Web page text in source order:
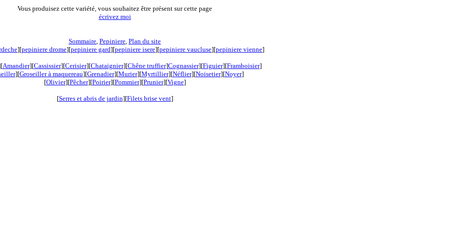
Vous produisez cette variété, vous souhaitez être présent sur cette page
écrivez moi
Sommaire, Pepiniere, Plan du site
][pepiniere drome][pepiniere gard][pepiniere isere][pepiniere vaucluse][pepiniere vienne]
Amandier][Cassissier][Cerisier][Chataignier][Chêne truffier]Cognassier][Figuier][Framboisier]
][Groseiller à maquereau][Grenadier][Murier][Myrtillier][Néflier][Noisetier][Noyer]
[Olivier][Pêcher][Poirier][Pommier][Prunier][Vigne]
[Serres et abris de jardin][Filets brise vent]